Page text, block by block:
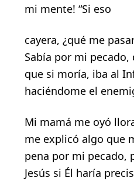
mi mente! “Si eso
cayera, ¿qué me
Sabía por mi
que si moría, iba al
haciéndome el
Mi mamá me oyó
me explicó algo que
pena por mi pecado,
Jesús si Él haría